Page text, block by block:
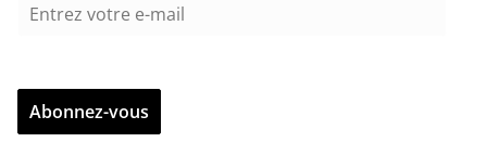
r
z
Abonnez-vous